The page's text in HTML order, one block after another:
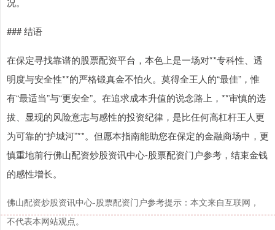
### 结语
在保定寻找靠谱的股票配资平台，本色上是一场对**专科性、透
明度与安全性**的严格锻真金不怕火。莫得全王人的“最佳”，惟
有“最适当”与“更安全”。在追求成本升值的说念路上，**审慎的选
拔、显现的风险意志与感性的投资纪律，是比任何高杠杆王人更
为可靠的“护城河”**。但愿本指南能助您在保定的金融商场中，更
慎重地前行佛山配资炒股资讯中心-股票配资门户参考，结束金钱
的感性增长。
佛山配资炒股资讯中心-股票配资门户参考提示：本文来自互联网，
不代表本网站观点。